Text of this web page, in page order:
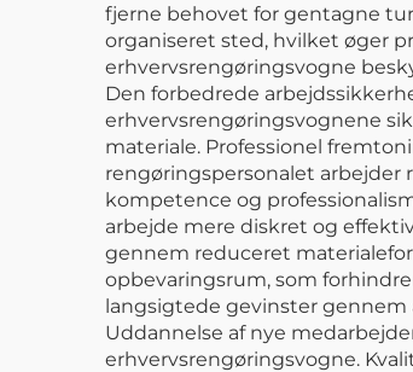
fjerne behovet for gentagne
organiseret sted, hvilket øger
erhvervsrengøringsvogne
Den forbedrede
erhvervsrengøringsvognene
materiale. Professionel
rengøringspersonalet
kompetence og
arbejde mere diskret og
gennem reduceret
opbevaringsrum, som
langsigtede gevinster
Uddannelse af nye
erhvervsrengøringsvogne.